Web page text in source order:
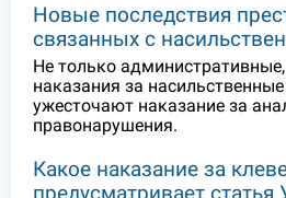
Новые последствия
связанных с
Не только
наказания за
ужесточают наказание за
правонарушения.
Какое наказание за
предусматривает